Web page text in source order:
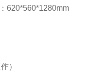
620*560*1280mm
）